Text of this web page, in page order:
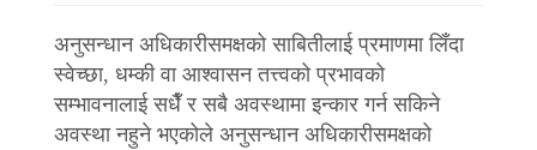
अनुसन्धान अधिकारीसमक्षको साबितीलाई प्रमाणमा लिँदा
स्वेच्छा, धम्की वा आश्वासन तत्त्वको प्रभावको
सम्भावनालाई सधैँ र सबै अवस्थामा इन्कार गर्न सकिने
अवस्था नहुने भएकोले अनुसन्धान अधिकारीसमक्षको